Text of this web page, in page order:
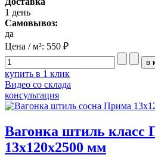
1 день
Самовывоз:
да
Цена / м²: 550 ₽
купить в 1 клик
Видео со склада
консультация
Вагонка штиль класс
13x120x2500 мм